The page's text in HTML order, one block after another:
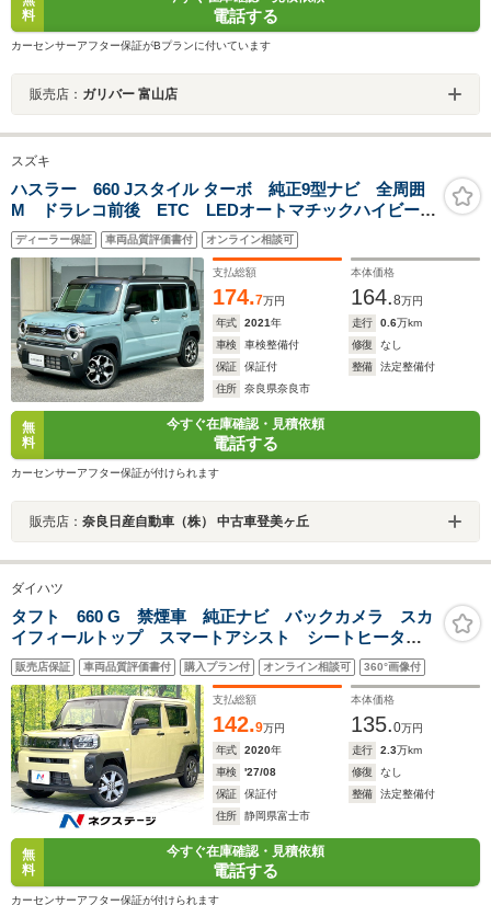
料
電話する
カーセンサーアフター保証がBプランに付いています
販売店： ガリバー 富山店
スズキ
ハスラー 660 Jスタイル ターボ 純正9型ナビ 全周囲
M ドラレコ前後 ETC LEDオートマチックハイビー
ム 前席シートヒータ レーダークルコン パドルシフ
ト スマートキー 衝突被害軽減ブレーキ 踏み間違い
防止 障害物センサ
ディーラー保証 車両品質評価書付 オンライン相談可
支払総額
174.7万円
本体価格
164.8万円
年式
2021年 走行 0.6万km
車検
車検整備付 修復
なし
保証
保証付 整備
法定整備付
住所
奈良県奈良市
無
料
今すぐ在庫確認・見積依頼
電話する
カーセンサーアフター保証が付けられます
販売店： 奈良日産自動車（株） 中古車登美ヶ丘
ダイハツ
タフト 660 G 禁煙車 純正ナビ バックカメラ スカ
イフィールトップ スマートアシスト シートヒータ
ー ETC スマートキー LEDヘッド オートライト
オートエアコン アイドリングストップ 電動格納ミラ
ー
販売店保証 車両品質評価書付 購入プラン付 オンライン相談可 360°画像付
支払総額
142.9万円
本体価格
135.0万円
年式
2020年 走行 2.3万km
車検
'27/08 修復
なし
保証
保証付 整備
法定整備付
住所
静岡県富士市
無
料
今すぐ在庫確認・見積依頼
電話する
カーセンサーアフター保証が付けられます